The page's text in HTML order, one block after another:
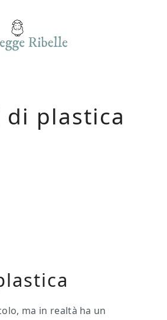
plastica
ma in realtà ha un